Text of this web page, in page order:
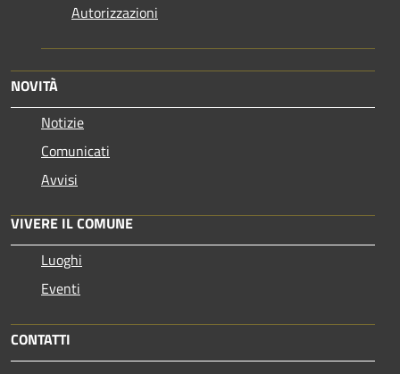
Autorizzazioni
NOVITÀ
Notizie
Comunicati
Avvisi
VIVERE IL COMUNE
Luoghi
Eventi
CONTATTI